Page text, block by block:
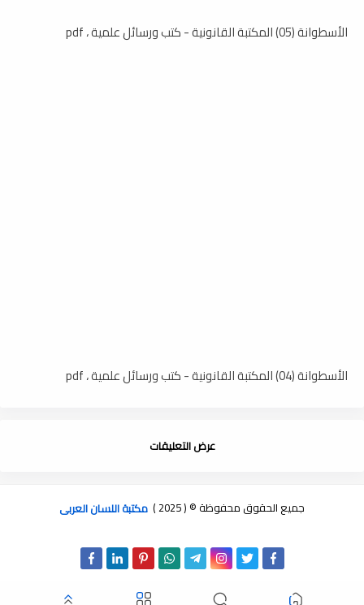
الأسطوانة (05) المكتبة القانونية - كتب ورسائل علمية ، pdf
الأسطوانة (04) المكتبة القانونية - كتب ورسائل علمية ، pdf
عرض التعليقات
جميع الحقوق محفوظة © ( 2025 ) مكتبة اللسان العربى